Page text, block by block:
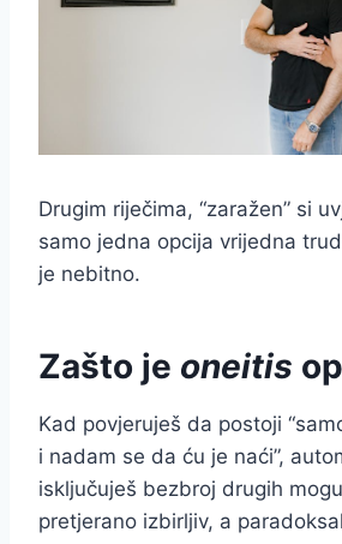
Drugim riječima, “zaražen” si
samo jedna opcija vrijedna
je nebitno.
Zašto je oneitis
Kad povjeruješ da postoji
i nadam se da ću je naći”,
isključuješ bezbroj drugih
pretjerano izbirljiv, a